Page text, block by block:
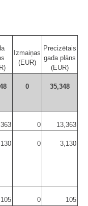
Izmaiņas
(EUR)
Precizētais
gada plāns
(EUR)
0 35,348
0
13,363
0 3,130
105
0
105